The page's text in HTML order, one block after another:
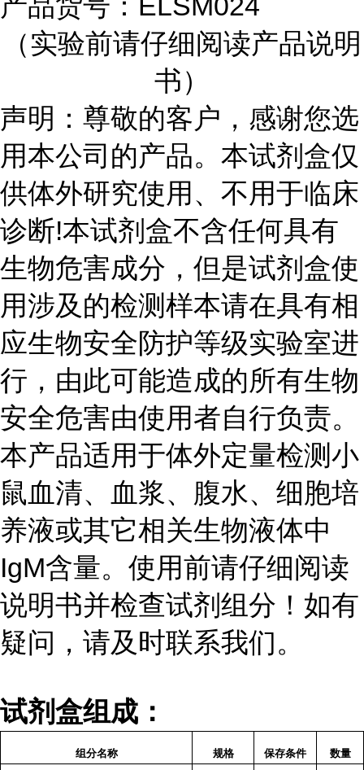
（实验前请仔细阅读产品说明
书）
声明：尊敬的客户，感谢您选
用本公司的产品。本试剂盒仅
供体外研究使用、不用于临床
诊断!本试剂盒不含任何具有
生物危害成分，但是试剂盒使
用涉及的检测样本请在具有相
应生物安全防护等级实验室进
行，由此可能造成的所有生物
安全危害由使用者自行负责。
本产品适用于体外定量检测小
鼠血清、血浆、腹水、细胞培
养液或其它相关生物液体中
IgM含量。使用前请仔细阅读
说明书并检查试剂组分！如有
疑问，请及时联系我们。
试剂盒组成：
组分名称 规格 保存条件 数量